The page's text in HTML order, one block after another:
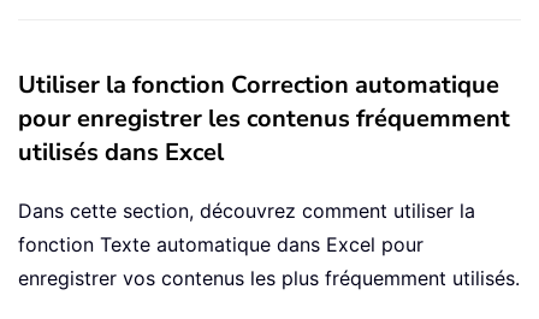
Utiliser la fonction Correction automatique
pour enregistrer les contenus fréquemment
utilisés dans Excel
Dans cette section, découvrez comment utiliser la
fonction Texte automatique dans Excel pour
enregistrer vos contenus les plus fréquemment utilisés.